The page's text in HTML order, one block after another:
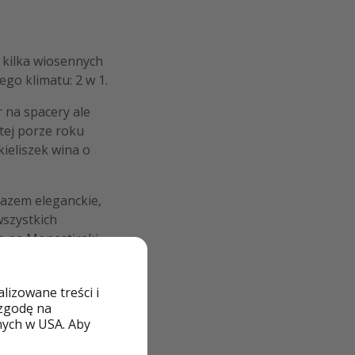
kilka wiosennych
klimatu: 2 w 1.
spacery ale
porze roku
wina o
eleganckie,
na Monastiraki.
eksporter
treści i
na
w USA. Aby